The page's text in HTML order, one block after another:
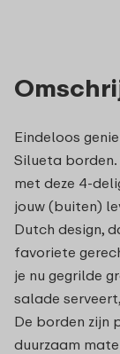
Eindeloos
Silueta
met deze 4-
jouw (buiten)
Dutch design,
favoriete
je nu gegrilde
salade
De borden zijn
duurzaam